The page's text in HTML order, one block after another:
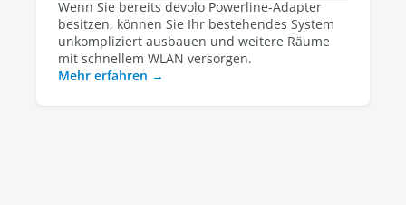
Wenn Sie bereits devolo Powerline-Adapter
besitzen, können Sie Ihr bestehendes System
unkompliziert ausbauen und weitere Räume
mit schnellem WLAN versorgen.
Mehr erfahren